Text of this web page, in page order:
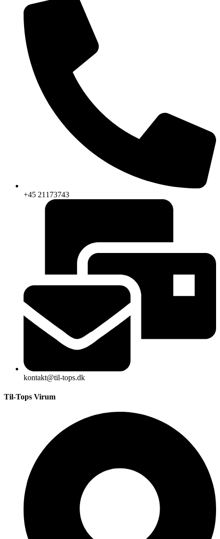
+45 21173743
kontakt@til-tops.dk
Til-Tops Virum